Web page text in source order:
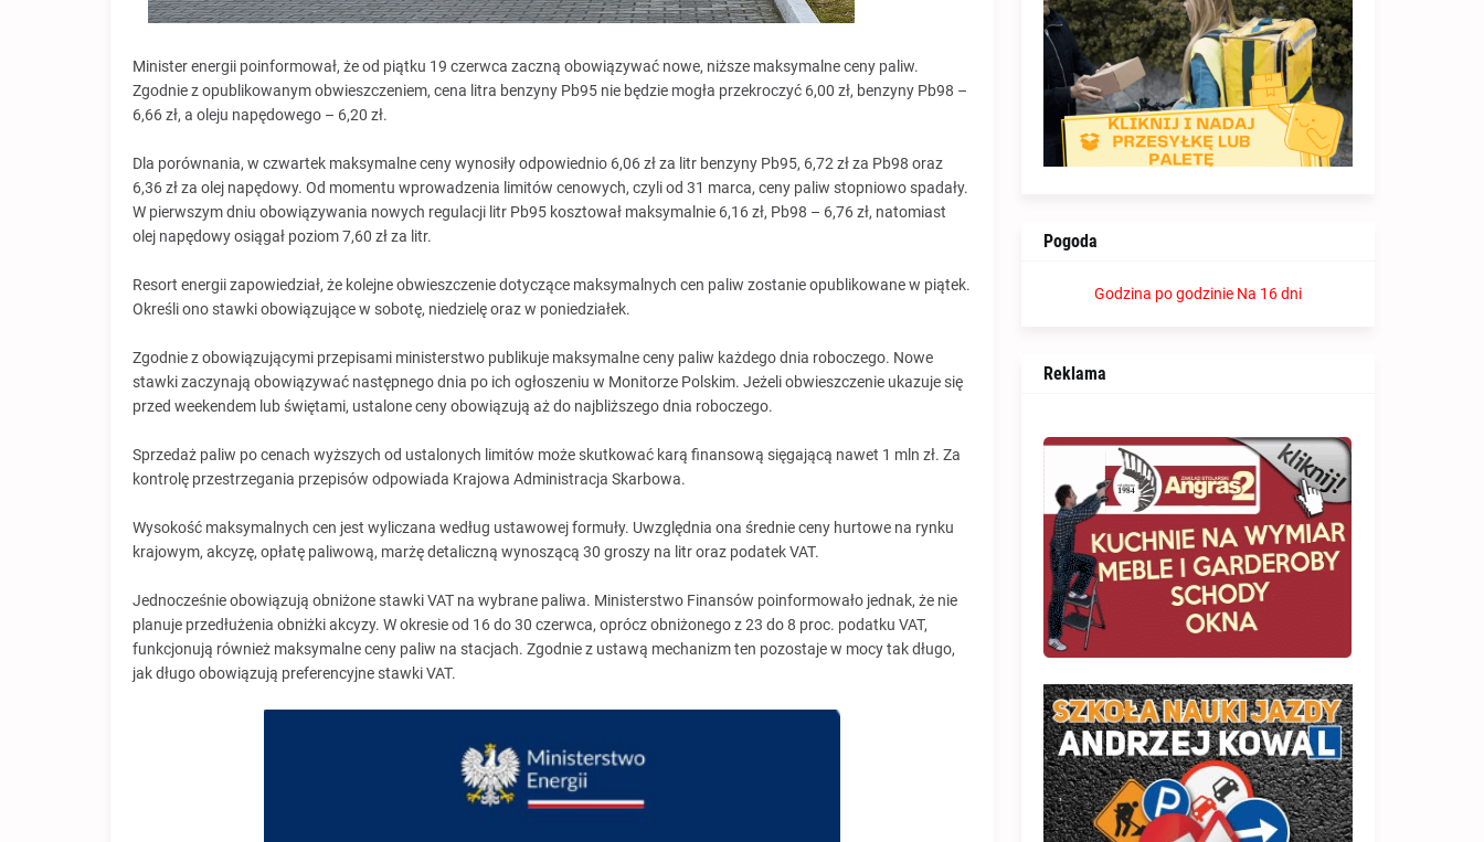
Minister energii poinformował, że od piątku 19 czerwca zaczną obowiązywać nowe, niższe maksymalne ceny paliw.
Zgodnie z opublikowanym obwieszczeniem, cena litra benzyny Pb95 nie będzie mogła przekroczyć 6,00 zł, benzyny Pb98 –
6,66 zł, a oleju napędowego – 6,20 zł.
Dla porównania, w czwartek maksymalne ceny wynosiły odpowiednio 6,06 zł za litr benzyny Pb95, 6,72 zł za Pb98 oraz
6,36 zł za olej napędowy. Od momentu wprowadzenia limitów cenowych, czyli od 31 marca, ceny paliw stopniowo spadały.
W pierwszym dniu obowiązywania nowych regulacji litr Pb95 kosztował maksymalnie 6,16 zł, Pb98 – 6,76 zł, natomiast
olej napędowy osiągał poziom 7,60 zł za litr.
Resort energii zapowiedział, że kolejne obwieszczenie dotyczące maksymalnych cen paliw zostanie opublikowane w piątek.
Określi ono stawki obowiązujące w sobotę, niedzielę oraz w poniedziałek.
Zgodnie z obowiązującymi przepisami ministerstwo publikuje maksymalne ceny paliw każdego dnia roboczego. Nowe
stawki zaczynają obowiązywać następnego dnia po ich ogłoszeniu w Monitorze Polskim. Jeżeli obwieszczenie ukazuje się
przed weekendem lub świętami, ustalone ceny obowiązują aż do najbliższego dnia roboczego.
Sprzedaż paliw po cenach wyższych od ustalonych limitów może skutkować karą finansową sięgającą nawet 1 mln zł. Za
kontrolę przestrzegania przepisów odpowiada Krajowa Administracja Skarbowa.
Wysokość maksymalnych cen jest wyliczana według ustawowej formuły. Uwzględnia ona średnie ceny hurtowe na rynku
krajowym, akcyzę, opłatę paliwową, marżę detaliczną wynoszącą 30 groszy na litr oraz podatek VAT.
Jednocześnie obowiązują obniżone stawki VAT na wybrane paliwa. Ministerstwo Finansów poinformowało jednak, że nie
planuje przedłużenia obniżki akcyzy. W okresie od 16 do 30 czerwca, oprócz obniżonego z 23 do 8 proc. podatku VAT,
funkcjonują również maksymalne ceny paliw na stacjach. Zgodnie z ustawą mechanizm ten pozostaje w mocy tak długo,
jak długo obowiązują preferencyjne stawki VAT.
Pogoda
Godzina po godzinie Na 16 dni
Reklama